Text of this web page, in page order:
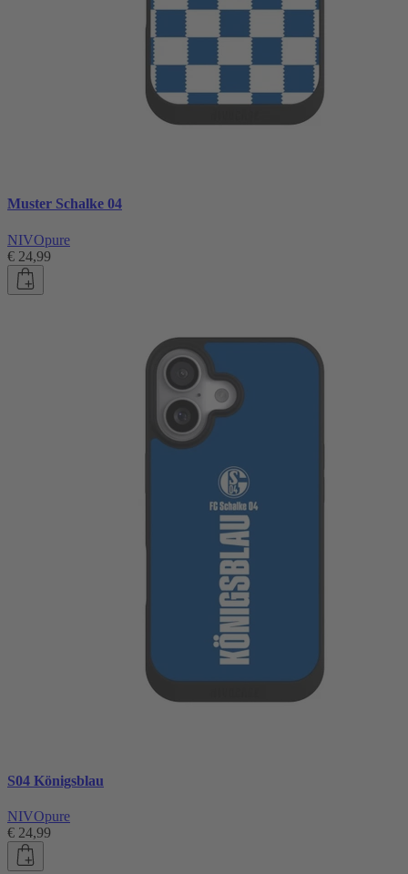
Muster Schalke 04
NIVOpure
€ 24,99
S04 Königsblau
NIVOpure
€ 24,99